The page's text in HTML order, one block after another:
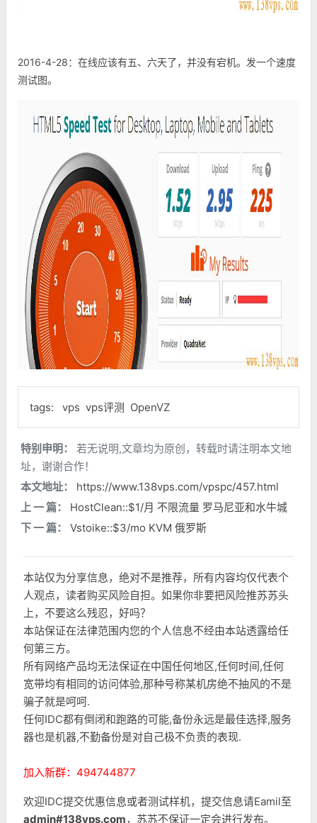
2016-4-28：在线应该有五、六天了，并没有宕机。发一个速度
测试图。
tags: vps vps评测 OpenVZ
特别申明：
若无说明,文章均为原创，转载时请注明本文地
址，谢谢合作！
本文地址：
https://www.138vps.com/vpspc/457.html
上 一 篇：
HostClean::$1/月 不限流量 罗马尼亚和水牛城
下 一 篇：
Vstoike::$3/mo KVM 俄罗斯
本站仅为分享信息，绝对不是推荐，所有内容均仅代表个
人观点，读者购买风险自担。如果你非要把风险推苏苏头
上，不要这么残忍，好吗？
本站保证在法律范围内您的个人信息不经由本站透露给任
何第三方。
所有网络产品均无法保证在中国任何地区,任何时间,任何
宽带均有相同的访问体验,那种号称某机房绝不抽风的不是
骗子就是呵呵.
任何IDC都有倒闭和跑路的可能,备份永远是最佳选择,服务
器也是机器,不勤备份是对自己极不负责的表现.
加入新群：494744877
欢迎IDC提交优惠信息或者测试样机，提交信息请Eamil至
admin#138vps.com，苏苏不保证一定会进行发布。